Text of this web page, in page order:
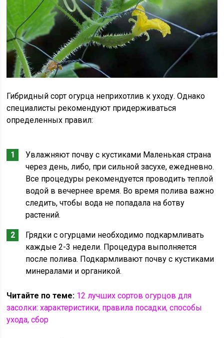
Гибридный сорт огурца неприхотлив к уходу. Однако
специалисты рекомендуют придерживаться
определенных правил:
Увлажняют почву с кустиками Маленькая страна
через день, либо, при сильной засухе, ежедневно.
Все процедуры рекомендуется проводить теплой
водой в вечернее время. Во время полива важно
следить, чтобы вода не попадала на ботву
растений.
Грядки с огурцами необходимо подкармливать
каждые 2-3 недели. Процедура выполняется
после полива. Подкармливают почву с кустиками
минералами и органикой.
Читайте по теме: 12 лучших сортов огурцов для
засолки: характеристики, правила посадки, способы
ухода, сбор